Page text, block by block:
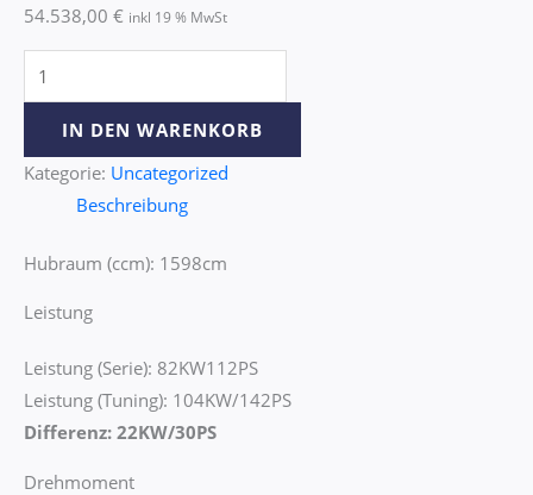
54.538,00 € inkl 19 % MwSt
IN DEN WARENKORB
Kategorie: Uncategorized
Beschreibung
Hubraum (ccm): 1598cm
Leistung
Leistung (Serie): 82KW112PS
Leistung (Tuning): 104KW/142PS
Differenz: 22KW/30PS
Drehmoment